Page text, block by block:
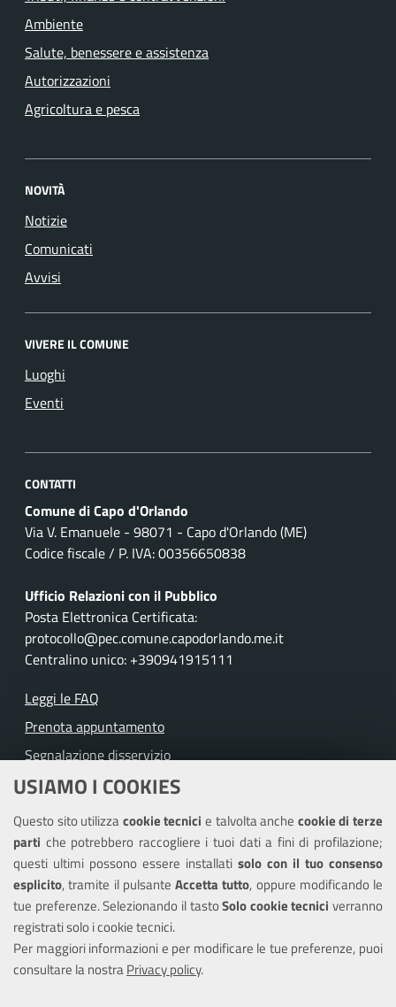
USIAMO I COOKIES
Questo sito utilizzacookie tecnicie talvolta anche cookie di terze
parti che potrebbero raccogliere i tuoi dati a fini di profilazione;
questi ultimi possono essere installati solo con il tuo consenso
esplicito, tramite il pulsante Accetta tutto, oppure modificando le
tue preferenze. Selezionando il tastoSolo cookie tecnici verranno
registrati solo i cookie tecnici.
Per maggiori informazioni e per modificare le tue preferenze, puoi
consultare la nostraPrivacy policy.
Ambiente
Salute, benessere e assistenza
Autorizzazioni
Agricoltura e pesca
NOVITÀ
Notizie
Comunicati
Avvisi
VIVERE IL COMUNE
Luoghi
Eventi
CONTATTI
Comune di Capo d'Orlando
Via V. Emanuele - 98071 - Capo d'Orlando (ME)
Codice fiscale / P. IVA: 00356650838
Ufficio Relazioni con il Pubblico
Posta Elettronica Certificata:
protocollo@pec.comune.capodorlando.me.it
Centralino unico: +390941915111
Leggi le FAQ
Prenota appuntamento
Segnalazione disservizio
Richiesta assistenza
Amministrazione trasparente
Informativa privacy
Note legali
Piano di miglioramento del sito
Dichiarazione di accessibilità